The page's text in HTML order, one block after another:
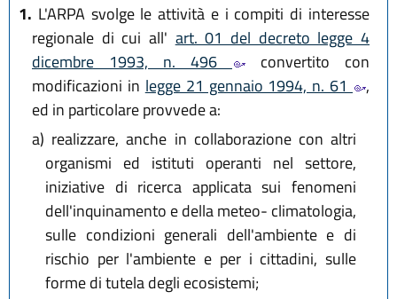
1. L'ARPA svolge le attività e i compiti di interesse
regionale di cui all' art. 01 del decreto legge 4
dicembre 1993, n. 496
convertito con
modificazioni in legge 21 gennaio 1994, n. 61
,
ed in particolare provvede a:
a) realizzare, anche in collaborazione con altri
organismi ed istituti operanti nel settore,
iniziative di ricerca applicata sui fenomeni
dell'inquinamento e della meteo- climatologia,
sulle condizioni generali dell'ambiente e di
rischio per l'ambiente e per i cittadini, sulle
forme di tutela degli ecosistemi;